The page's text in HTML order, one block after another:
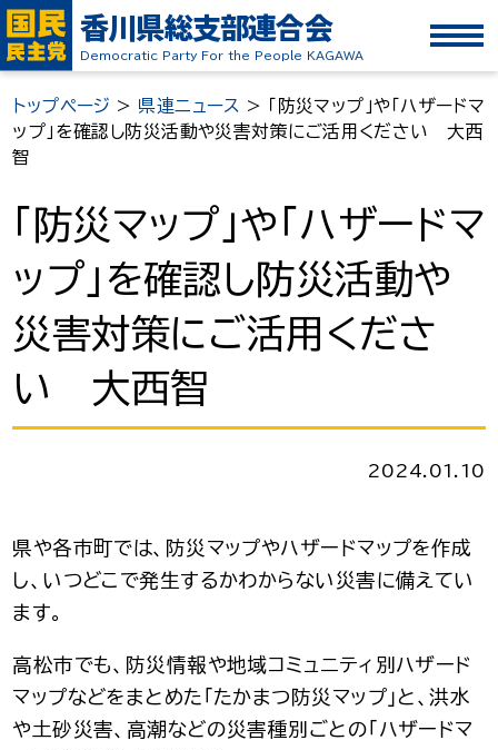
香川県総支部連合会
Democratic Party For the People KAGAWA
トップページ > 県連ニュース >
「防災マップ」や「ハザードマ
ップ」を確認し防災活動や災害対策にご活用ください 大西
智
「防災マップ」や「ハザードマ
ップ」を確認し防災活動や
災害対策にご活用くださ
い 大西智
2024.01.10
県や各市町では、防災マップやハザードマップを作成
し、いつどこで発生するかわからない災害に備えてい
ます。
高松市でも、防災情報や地域コミュニティ別ハザード
マップなどをまとめた「たかまつ防災マップ」と、洪水
や土砂災害、高潮などの災害種別ごとの「ハザードマ